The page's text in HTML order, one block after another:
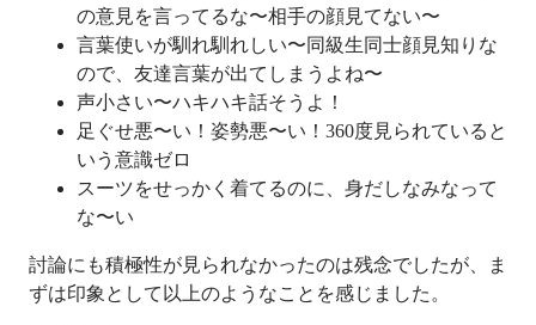
の意見を言ってるな〜相手の顔見てない〜
言葉使いが馴れ馴れしい〜同級生同士顔見知りな
ので、友達言葉が出てしまうよね〜
声小さい〜ハキハキ話そうよ！
足ぐせ悪〜い！姿勢悪〜い！360度見られていると
いう意識ゼロ
スーツをせっかく着てるのに、身だしなみなって
な〜い
討論にも積極性が見られなかったのは残念でしたが、ま
ずは印象として以上のようなことを感じました。